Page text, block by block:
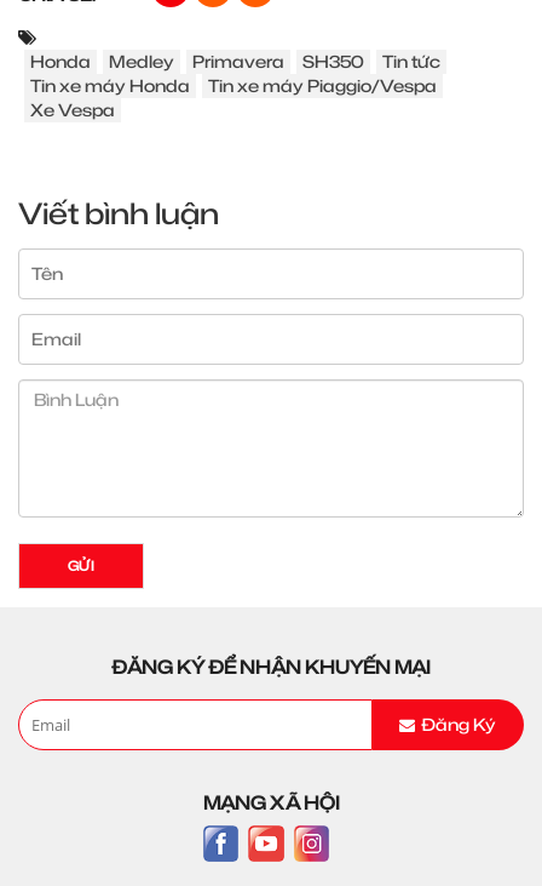
Honda Medley Primavera SH350
Tin tức
Tin xe máy Honda
Tin xe máy Piaggio/Vespa
Xe Vespa
Viết bình luận
GỬI
ĐĂNG KÝ ĐỂ NHẬN KHUYẾN MẠI
Đăng Ký
MẠNG XÃ HỘI